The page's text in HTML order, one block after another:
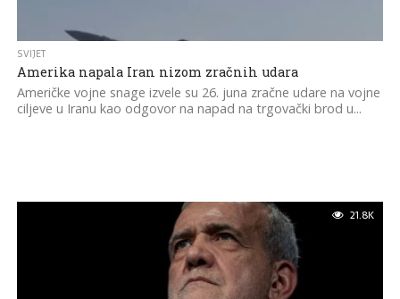
SVIJET
Amerika napala Iran nizom zračnih udara
Američke vojne snage izvele su 26. juna zračne udare na vojne
ciljeve u Iranu kao odgovor na napad na trgovački brod u...
21.8K